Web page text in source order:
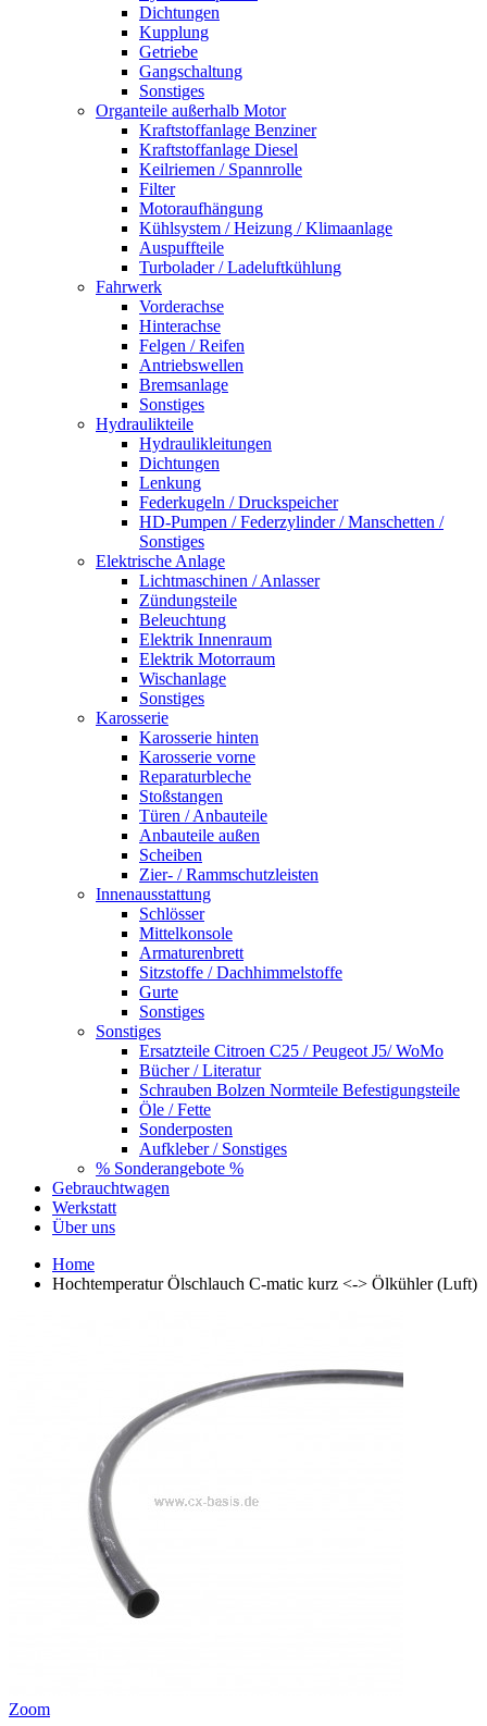
Dichtungen
Kupplung
Getriebe
Gangschaltung
Sonstiges
Organteile außerhalb Motor
Kraftstoffanlage Benziner
Kraftstoffanlage Diesel
Keilriemen / Spannrolle
Filter
Motoraufhängung
Kühlsystem / Heizung / Klimaanlage
Auspuffteile
Turbolader / Ladeluftkühlung
Fahrwerk
Vorderachse
Hinterachse
Felgen / Reifen
Antriebswellen
Bremsanlage
Sonstiges
Hydraulikteile
Hydraulikleitungen
Dichtungen
Lenkung
Federkugeln / Druckspeicher
HD-Pumpen / Federzylinder / Manschetten /
Sonstiges
Elektrische Anlage
Lichtmaschinen / Anlasser
Zündungsteile
Beleuchtung
Elektrik Innenraum
Elektrik Motorraum
Wischanlage
Sonstiges
Karosserie
Karosserie hinten
Karosserie vorne
Reparaturbleche
Stoßstangen
Türen / Anbauteile
Anbauteile außen
Scheiben
Zier- / Rammschutzleisten
Innenausstattung
Schlösser
Mittelkonsole
Armaturenbrett
Sitzstoffe / Dachhimmelstoffe
Gurte
Sonstiges
Sonstiges
Ersatzteile Citroen C25 / Peugeot J5/ WoMo
Bücher / Literatur
Schrauben Bolzen Normteile Befestigungsteile
Öle / Fette
Sonderposten
Aufkleber / Sonstiges
% Sonderangebote %
Gebrauchtwagen
Werkstatt
Über uns
Home
Hochtemperatur Ölschlauch C-matic kurz <-> Ölkühler (Luft)
Zoom